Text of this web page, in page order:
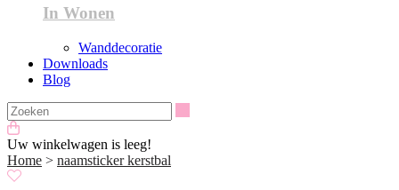
In Wonen
Wanddecoratie
Downloads
Blog
Uw winkelwagen is leeg!
Home > naamsticker kerstbal